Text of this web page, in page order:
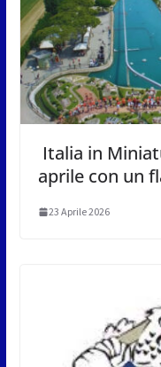
Italia in
aprile con un
23 Aprile 2026